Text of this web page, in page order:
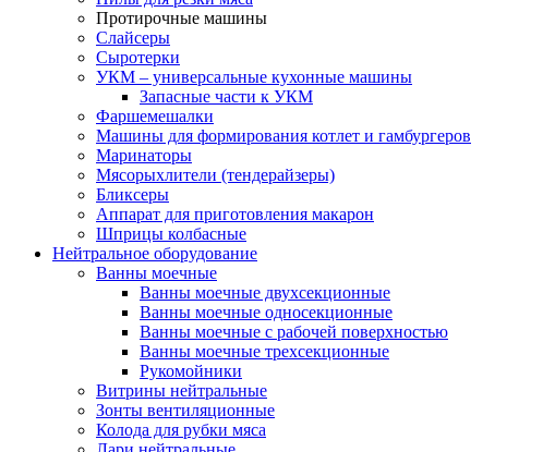
Протирочные машины
Слайсеры
Сыротерки
УКМ – универсальные кухонные машины
Запасные части к УКМ
Фаршемешалки
Машины для формирования котлет и гамбургеров
Маринаторы
Мясорыхлители (тендерайзеры)
Бликсеры
Аппарат для приготовления макарон
Шприцы колбасные
Нейтральное оборудование
Ванны моечные
Ванны моечные двухсекционные
Ванны моечные односекционные
Ванны моечные с рабочей поверхностью
Ванны моечные трехсекционные
Рукомойники
Витрины нейтральные
Зонты вентиляционные
Колода для рубки мяса